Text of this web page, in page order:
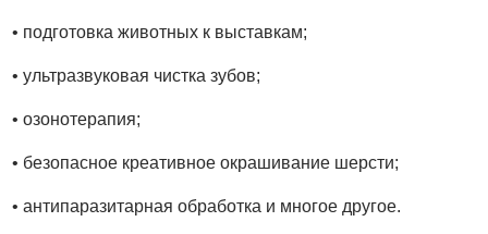
• подготовка животных к выставкам;
• ультразвуковая чистка зубов;
• озонотерапия;
• безопасное креативное окрашивание шерсти;
• антипаразитарная обработка и многое другое.